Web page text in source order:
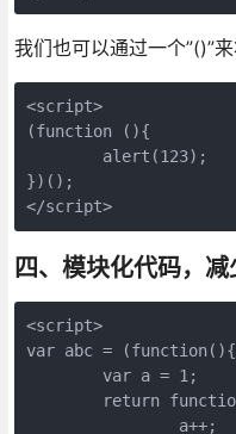
我们也可以通过一个”()”
<script>
(function (){
        alert(123);
})();                   //然后
</script>
四、模块化代码，
<script>
var abc = (function(){
        var a = 1;
return
                a++;